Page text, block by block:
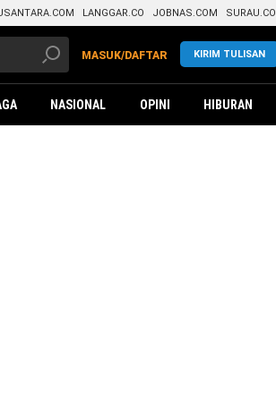
LANGGAR.CO JOBNAS.COM SURAU.CO
KIRIM TULISAN
MASUK/DAFTAR
NASIONAL OPINI HIBURAN